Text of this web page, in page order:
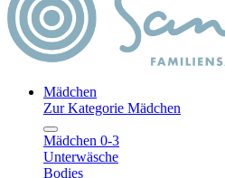
Mädchen
Zur Kategorie Mädchen
Mädchen 0-3
Unterwäsche
Bodies